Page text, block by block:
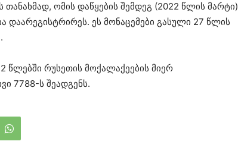
თანახმად, ომის დაწყების შემდეგ (2022 წლის მარტი)
დაარეგისტრირეს. ეს მონაცემები გასული 27 წლის
წლებში რუსეთის მოქალაქეების მიერ
7788-ს შეადგენს.